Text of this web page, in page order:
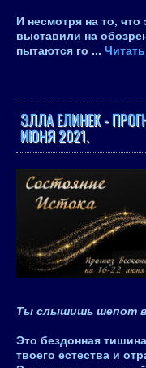
И несмотря на то,
выставили на
пытаются го ...
ЭЛЛА ЕЛИНЕК -
ИЮНЯ 2021.
Ты слышишь шепот
Это бездонная
твоего естества и